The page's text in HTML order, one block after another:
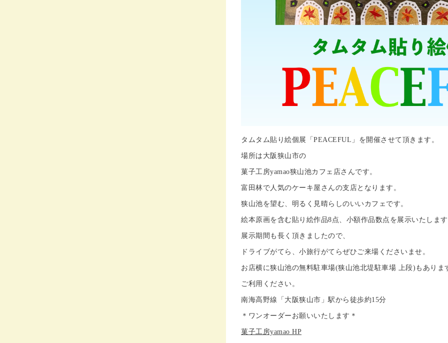
タムタム貼り絵個展「PEACEFUL」を開催させて頂きます。
場所は大阪狭山市の
菓子工房yamao狭山池カフェ店さんです。
富田林で人気のケーキ屋さんの支店となります。
狭山池を望む、明るく見晴らしのいいカフェです。
絵本原画を含む貼り絵作品8点、小額作品数点を展示いたしま
展示期間も長く頂きましたので、
ドライブがてら、小旅行がてらぜひご来場くださいませ。
お店横に狭山池の無料駐車場(狭山池北堤駐車場 上段)もありま
ご利用ください。
南海高野線「大阪狭山市」駅から徒歩約15分
＊ワンオーダーお願いいたします＊
菓子工房yamao HP